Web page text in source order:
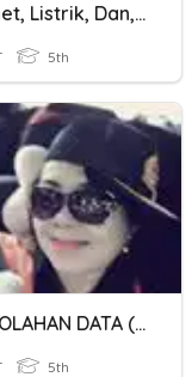
Magnet, Listrik, Dan, Teknologi
5th
PENGOLAHAN DATA ( MEAN, MEDIAN DAN MODUS )
5th